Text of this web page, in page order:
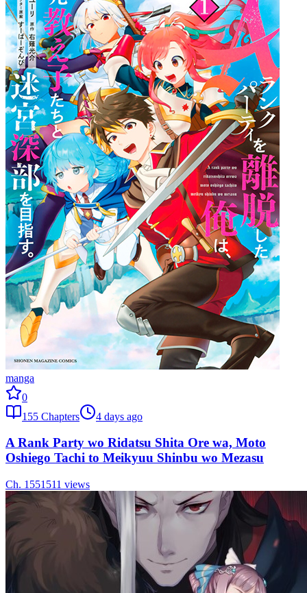
manga
0
155 Chapters 4 days ago
A Rank Party wo Ridatsu Shita Ore wa, Moto
Oshiego Tachi to Meikyuu Shinbu wo Mezasu
Ch. 1551511 views